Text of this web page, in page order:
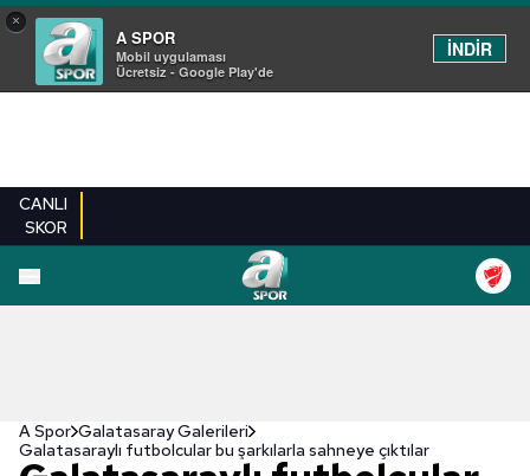
×
A SPOR
Mobil uygulaması
Ücretsiz - Google Play'de
İNDİR
CANLI
SKOR
EN YENILER
A Spor Galatasaray Galerileri
Galatasaraylı futbolcular bu şarkılarla sahneye çıktılar